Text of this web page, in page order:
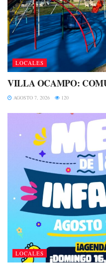
LOCALES
VILLA OCAMPO:
AGOSTO 7, 2026 120
LOCALES